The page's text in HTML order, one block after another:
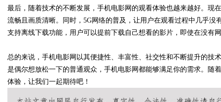
d
最后，随着技术的不断发展，手机电影网的观看体验也越来越好。现
流畅且画质清晰。同时，5G网络的普及，让用户在观看过程中几乎
支持离线下载功能，用户可以提前下载自己想看的影片，即使在没有
总的来说，手机电影网以其便捷性、丰富性、社交性和不断提升的技
是偶尔想放松一下的普通观众，手机电影网都能够满足你的需求。随
体验，让我们一起期待吧！